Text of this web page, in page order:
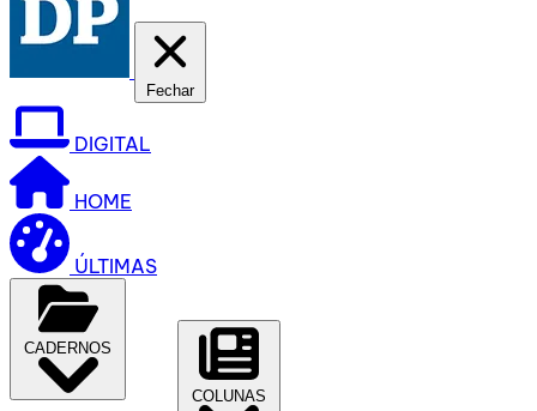
Fechar
DIGITAL
HOME
ÚLTIMAS
CADERNOS
COLUNAS